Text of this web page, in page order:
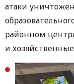
атаки
районном
и